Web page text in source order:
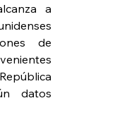
a
de
datos